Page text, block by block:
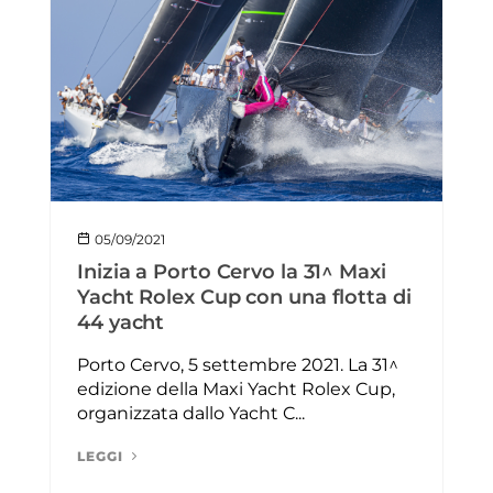
05/09/2021
Inizia a Porto Cervo la 31^ Maxi
Yacht Rolex Cup con una flotta di
44 yacht
Porto Cervo, 5 settembre 2021. La 31^
edizione della Maxi Yacht Rolex Cup,
organizzata dallo Yacht C...
LEGGI